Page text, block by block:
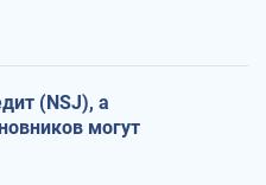
(NSJ), а
могут